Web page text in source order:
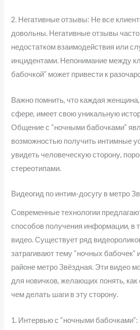
2. Негативные отзывы: Не все
довольны. Негативные отзывы
недостатком взаимодействия или
инцидентами. Непонимание между
бабочкой” может привести к
Важно помнить, что каждая
сфере, имеет свою уникальную
Общение с “ночными бабочками”
возможностью получить интимные
увидеть человеческую сторону,
стереотипами.
Видеогид по интим-досугу в метро
Современные технологии
способов получения информации, в
видео. Существует ряд
затрагивают тему “ночных бабочек”
районе метро Звёздная. Эти видео
для новичков, желающих понять,
чем делать шаги в эту сторону.
1. Интервью с “ночными